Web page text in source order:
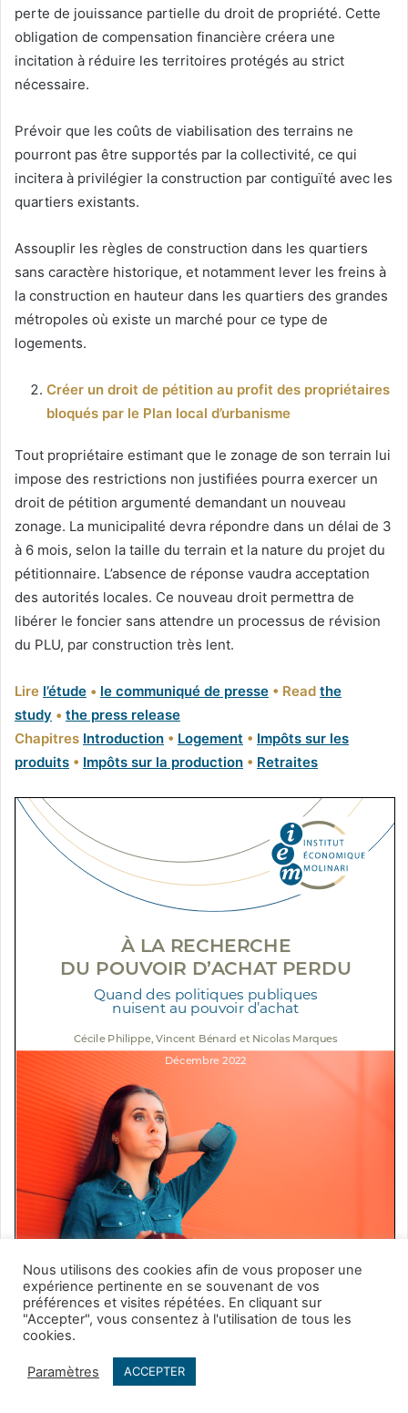
perte de jouissance partielle du droit de propriété. Cette
obligation de compensation financière créera une
incitation à réduire les territoires protégés au strict
nécessaire.
Prévoir que les coûts de viabilisation des terrains ne
pourront pas être supportés par la collectivité, ce qui
incitera à privilégier la construction par contiguïté avec les
quartiers existants.
Assouplir les règles de construction dans les quartiers
sans caractère historique, et notamment lever les freins à
la construction en hauteur dans les quartiers des grandes
métropoles où existe un marché pour ce type de
logements.
Créer un droit de pétition au profit des propriétaires
bloqués par le Plan local d’urbanisme
Tout propriétaire estimant que le zonage de son terrain lui
impose des restrictions non justifiées pourra exercer un
droit de pétition argumenté demandant un nouveau
zonage. La municipalité devra répondre dans un délai de 3
à 6 mois, selon la taille du terrain et la nature du projet du
pétitionnaire. L’absence de réponse vaudra acceptation
des autorités locales. Ce nouveau droit permettra de
libérer le foncier sans attendre un processus de révision
du PLU, par construction très lent.
Lire l’étude • le communiqué de presse • Read the
study • the press release
Chapitres Introduction • Logement • Impôts sur les
produits • Impôts sur la production • Retraites
Notes
Nous utilisons des cookies afin de vous proposer une
expérience pertinente en se souvenant de vos
préférences et visites répétées. En cliquant sur
"Accepter", vous consentez à l'utilisation de tous les
cookies.
Paramètres ACCEPTER